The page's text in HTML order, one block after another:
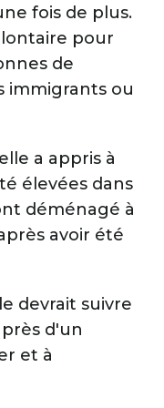
fois de plus.
pour
de
immigrants ou
a appris à
élevées dans
déménagé à
avoir été
devrait suivre
d'un
et à